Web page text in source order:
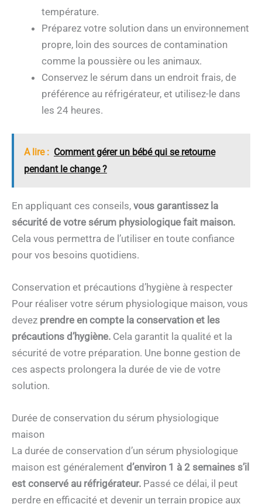
température.
Préparez votre solution dans un environnement
propre, loin des sources de contamination
comme la poussière ou les animaux.
Conservez le sérum dans un endroit frais, de
préférence au réfrigérateur, et utilisez-le dans
les 24 heures.
A lire : Comment gérer un bébé qui se retourne
pendant le change ?
En appliquant ces conseils, vous garantissez la
sécurité de votre sérum physiologique fait maison.
Cela vous permettra de l’utiliser en toute confiance
pour vos besoins quotidiens.
Conservation et précautions d’hygiène à respecter
Pour réaliser votre sérum physiologique maison, vous
devez prendre en compte la conservation et les
précautions d’hygiène. Cela garantit la qualité et la
sécurité de votre préparation. Une bonne gestion de
ces aspects prolongera la durée de vie de votre
solution.
Durée de conservation du sérum physiologique
maison
La durée de conservation d’un sérum physiologique
maison est généralement d’environ 1 à 2 semaines s’il
est conservé au réfrigérateur. Passé ce délai, il peut
perdre en efficacité et devenir un terrain propice aux